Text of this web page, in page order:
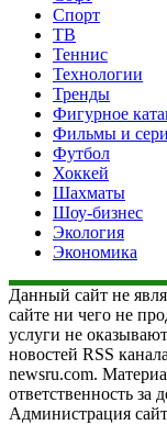
Спорт
ТВ
Теннис
Технологии
Тренды
Фигурное
Фильмы и
Футбол
Хоккей
Шахматы
Шоу-бизнес
Экология
Экономика
Данный сайт не
сайте ни чего не
услуги не
новостей RSS
newsru.com.
ответственность за
Администрация